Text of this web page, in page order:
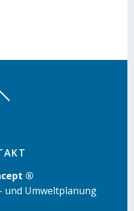
®
und Umweltplanung